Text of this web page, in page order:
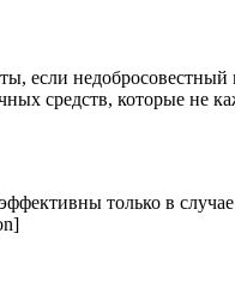
если недобросовестный
средств, которые не
только в